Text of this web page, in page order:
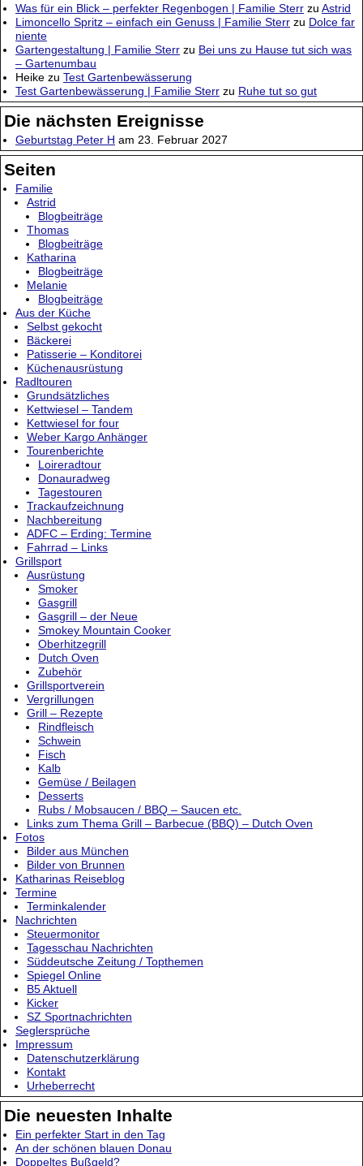
Was für ein Blick – perfekter Regenbogen | Familie Sterr zu Astrid
Limoncello Spritz – einfach ein Genuss | Familie Sterr zu Dolce far
niente
Gartengestaltung | Familie Sterr zu Bei uns zu Hause tut sich was
– Gartenumbau
Heike zu Test Gartenbewässerung
Test Gartenbewässerung | Familie Sterr zu Ruhe tut so gut
Die nächsten Ereignisse
Geburtstag Peter H am 23. Februar 2027
Seiten
Familie
Astrid
Blogbeiträge
Thomas
Blogbeiträge
Katharina
Blogbeiträge
Melanie
Blogbeiträge
Aus der Küche
Selbst gekocht
Bäckerei
Patisserie – Konditorei
Küchenausrüstung
Radltouren
Grundsätzliches
Kettwiesel – Tandem
Kettwiesel for four
Weber Kargo Anhänger
Tourenberichte
Loireradtour
Donauradweg
Tagestouren
Trackaufzeichnung
Nachbereitung
ADFC – Erding: Termine
Fahrrad – Links
Grillsport
Ausrüstung
Smoker
Gasgrill
Gasgrill – der Neue
Smokey Mountain Cooker
Oberhitzegrill
Dutch Oven
Zubehör
Grillsportverein
Vergrillungen
Grill – Rezepte
Rindfleisch
Schwein
Fisch
Kalb
Gemüse / Beilagen
Desserts
Rubs / Mobsaucen / BBQ – Saucen etc.
Links zum Thema Grill – Barbecue (BBQ) – Dutch Oven
Fotos
Bilder aus München
Bilder von Brunnen
Katharinas Reiseblog
Termine
Terminkalender
Nachrichten
Steuermonitor
Tagesschau Nachrichten
Süddeutsche Zeitung / Topthemen
Spiegel Online
B5 Aktuell
Kicker
SZ Sportnachrichten
Seglersprüche
Impressum
Datenschutzerklärung
Kontakt
Urheberrecht
Die neuesten Inhalte
Ein perfekter Start in den Tag
An der schönen blauen Donau
Doppeltes Bußgeld?